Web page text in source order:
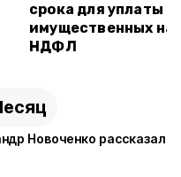
срока для уплаты
имущественных
НДФЛ
Новоченко рассказал